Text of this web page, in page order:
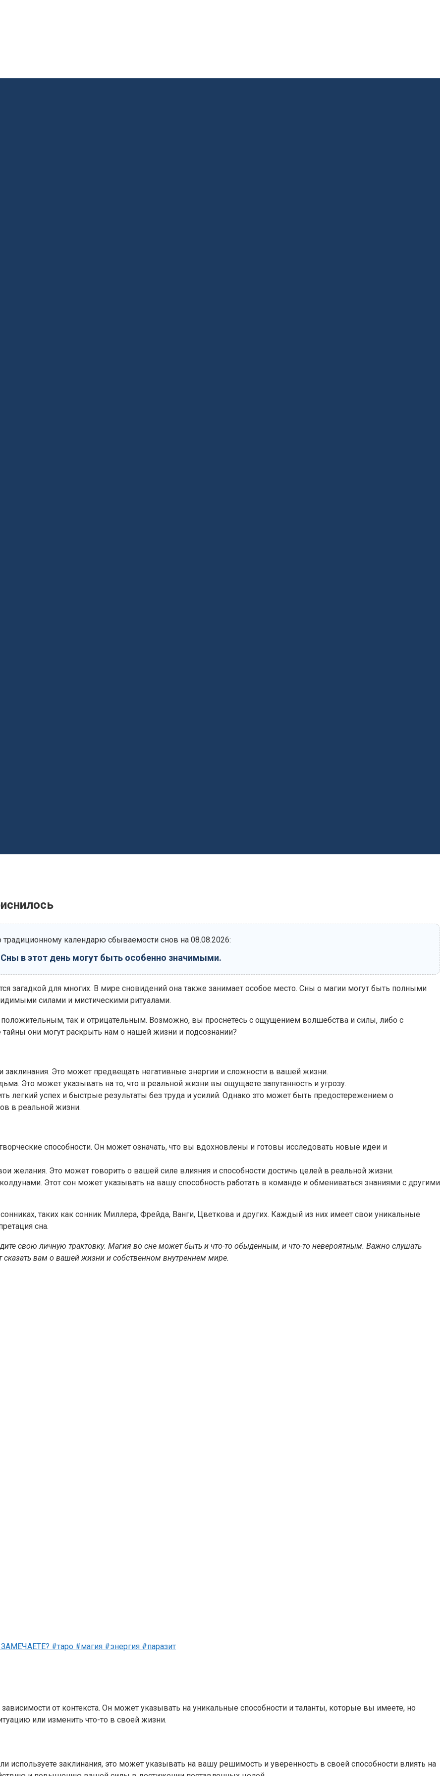
традиционному календарю сбываемости снов на 08.08.2026:
Сны в этот день могут быть особенно значимыми.
загадкой для многих. В мире сновидений она также занимает особое место. Сны о магии могут быть полными
силами и мистическими ритуалами.
так и отрицательным. Возможно, вы проснетесь с ощущением волшебства и силы, либо с
они могут раскрыть нам о нашей жизни и подсознании?
заклинания. Это может предвещать негативные энергии и сложности в вашей жизни.
Это может указывать на то, что в реальной жизни вы ощущаете запутанность и угрозу.
легкий успех и быстрые результаты без труда и усилий. Однако это может быть предостережением о
в реальной жизни.
способности. Он может означать, что вы вдохновлены и готовы исследовать новые идеи и
желания. Это может говорить о вашей силе влияния и способности достичь целей в реальной жизни.
Этот сон может указывать на вашу способность работать в команде и обмениваться знаниями с другими
таких как сонник Миллера, Фрейда, Ванги, Цветкова и других. Каждый из них имеет свои уникальные
сна.
свою личную трактовку. Магия во сне может быть и что-то обыденным, и что-то невероятным. Важно слушать
сказать вам о вашей жизни и собственном внутреннем мире.
#таро #магия #энергия #паразит
от контекста. Он может указывать на уникальные способности и таланты, которые вы имеете, но
или изменить что-то в своей жизни.
используете заклинания, это может указывать на вашу решимость и уверенность в своей способности влиять на